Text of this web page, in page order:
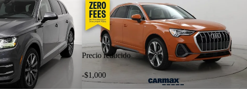
Precio reducido
-$1,000